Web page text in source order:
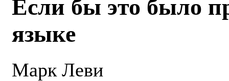
Если бы это было
языке
Марк Леви